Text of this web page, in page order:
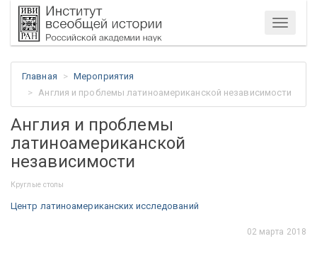
Меню
Главная
Мероприятия
Англия и проблемы латиноамериканской независимости
Англия и проблемы
латиноамериканской
независимости
Круглые столы
Центр латиноамериканских исследований
02 марта 2018